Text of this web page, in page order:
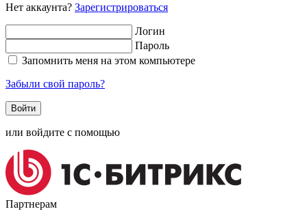
Нет аккаунта? Зарегистрироваться
Логин
Пароль
Запомнить меня на этом компьютере
Забыли свой пароль?
или войдите с помощью
Партнерам